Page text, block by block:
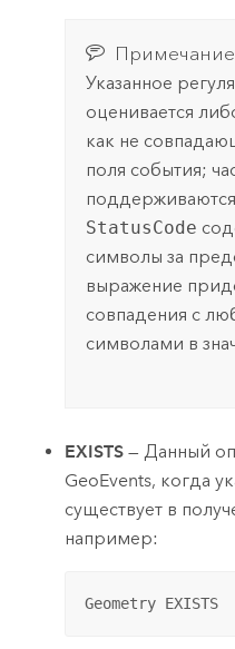
Указанное
оценивается
как не
поля события;
StatusCode
символы за
выражение
совпадения с
символами в
EXISTS — Данный
GeoEvents, когда
существует в
например:
Geometry EXISTS